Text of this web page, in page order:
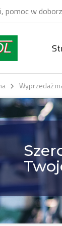
pomoc w
 Wyprzedaż